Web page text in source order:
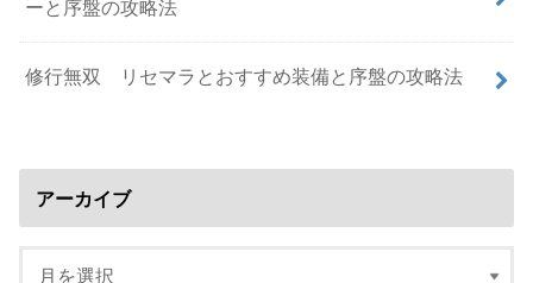
ーと序盤の攻略法
修行無双 リセマラとおすすめ装備と序盤の攻略法
アーカイブ